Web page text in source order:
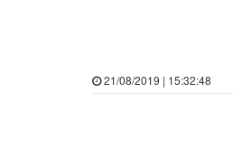
21/08/2019 | 15:32:48